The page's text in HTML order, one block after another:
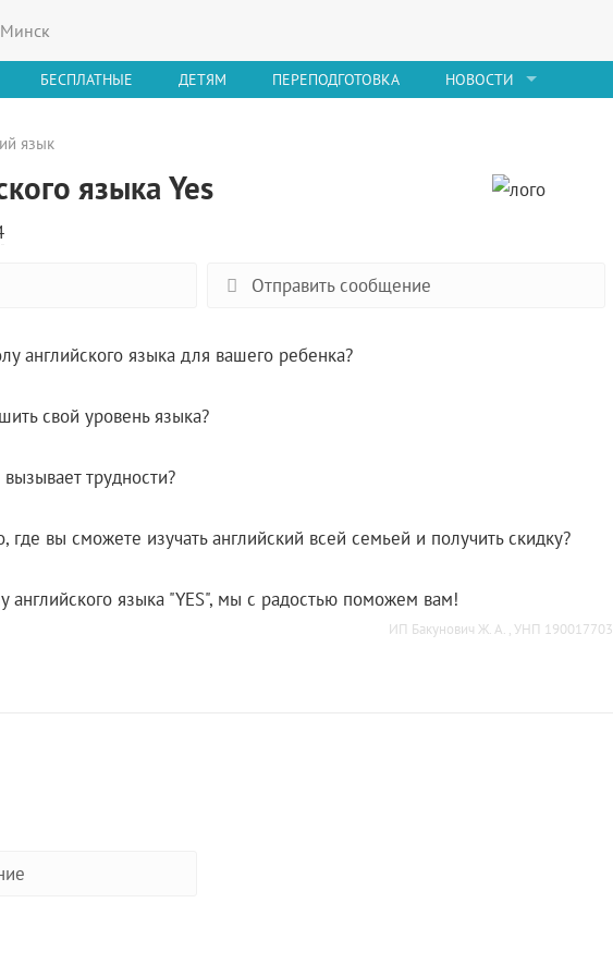
Минск
БЕСПЛАТНЫЕ ДЕТЯМ ПЕРЕПОДГОТОВКА НОВОСТИ
язык
языка Yes
Отправить сообщение
английского языка для вашего ребенка?
свой уровень языка?
трудности?
где вы сможете изучать английский всей семьей и получить скидку?
английского языка "YES", мы с радостью поможем вам!
ИП Бакунович Ж. А. , УНП 190017703